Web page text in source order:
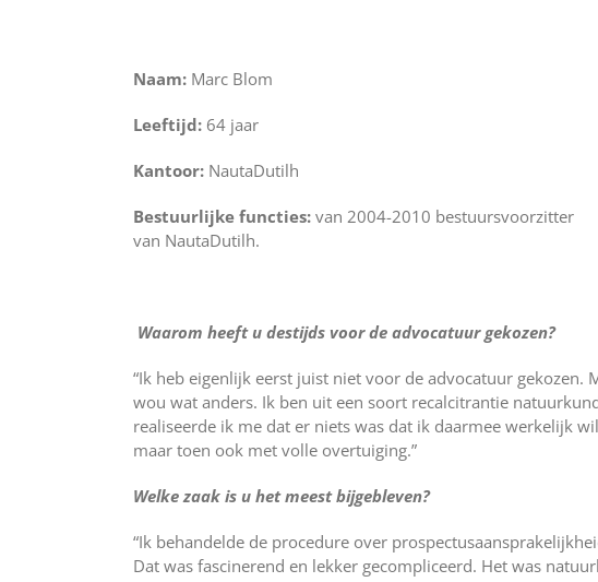
Naam: Marc Blom
Leeftijd: 64 jaar
Kantoor: NautaDutilh
Bestuurlijke functies: van 2004-2010 bestuursvoorzitter
van NautaDutilh.
Waarom heeft u destijds voor de advocatuur gekozen?
“Ik heb eigenlijk eerst juist niet voor de advocatuur
wou wat anders. Ik ben uit een soort recalcitrantie
realiseerde ik me dat er niets was dat ik daarmee werkelijk
maar toen ook met volle overtuiging.”
Welke zaak is u het meest bijgebleven?
“Ik behandelde de procedure over
Dat was fascinerend en lekker gecompliceerd. Het was